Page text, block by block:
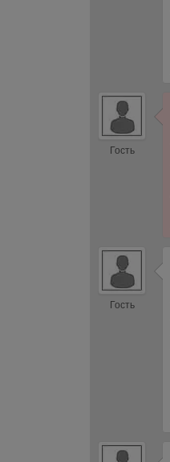
Гость
Гость